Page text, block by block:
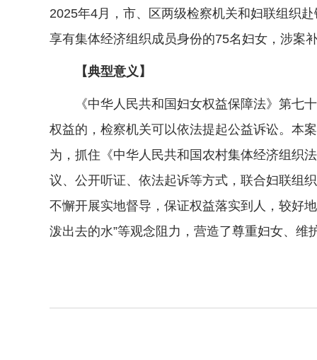
2025年4月，市、区两级检察机关和妇联组织
享有集体经济组织成员身份的75名妇女，涉案
【典型意义】
《中华人民共和国妇女权益保障法》第七十
权益的，检察机关可以依法提起公益诉讼。本
为，抓住《中华人民共和国农村集体经济组织
议、公开听证、依法起诉等方式，联合妇联组
不懈开展实地督导，保证权益落实到人，较好
泼出去的水”等观念阻力，营造了尊重妇女、维